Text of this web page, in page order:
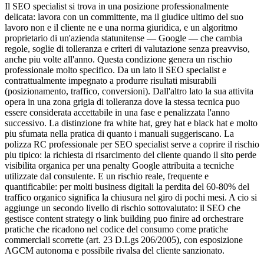
Il SEO specialist si trova in una posizione professionalmente
delicata: lavora con un committente, ma il giudice ultimo del suo
lavoro non e il cliente ne e una norma giuridica, e un algoritmo
proprietario di un'azienda statunitense — Google — che cambia
regole, soglie di tolleranza e criteri di valutazione senza preavviso,
anche piu volte all'anno. Questa condizione genera un rischio
professionale molto specifico. Da un lato il SEO specialist e
contrattualmente impegnato a produrre risultati misurabili
(posizionamento, traffico, conversioni). Dall'altro lato la sua attivita
opera in una zona grigia di tolleranza dove la stessa tecnica puo
essere considerata accettabile in una fase e penalizzata l'anno
successivo. La distinzione fra white hat, grey hat e black hat e molto
piu sfumata nella pratica di quanto i manuali suggeriscano. La
polizza RC professionale per SEO specialist serve a coprire il rischio
piu tipico: la richiesta di risarcimento del cliente quando il sito perde
visibilita organica per una penalty Google attribuita a tecniche
utilizzate dal consulente. E un rischio reale, frequente e
quantificabile: per molti business digitali la perdita del 60-80% del
traffico organico significa la chiusura nel giro di pochi mesi. A cio si
aggiunge un secondo livello di rischio sottovalutato: il SEO che
gestisce content strategy o link building puo finire ad orchestrare
pratiche che ricadono nel codice del consumo come pratiche
commerciali scorrette (art. 23 D.Lgs 206/2005), con esposizione
AGCM autonoma e possibile rivalsa del cliente sanzionato.